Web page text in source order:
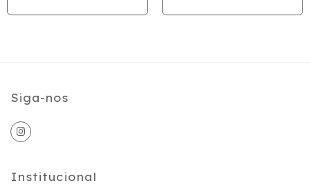
Siga-nos
Institucional